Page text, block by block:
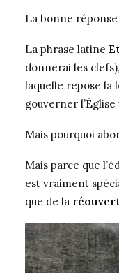
La bonne
La phrase latine
donnerai les
laquelle repose la
gouverner
Mais pourquoi
Mais parce que
est vraiment
que de la